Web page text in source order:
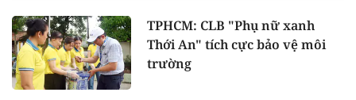
TPHCM: CLB "Phụ nữ xanh
Thới An" tích cực bảo vệ môi
trường